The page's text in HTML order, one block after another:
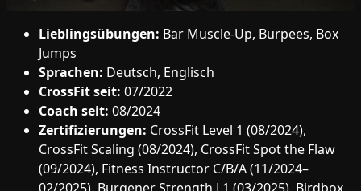
Lieblingsübungen: Bar Muscle-Up, Burpees, Box
Jumps
Sprachen: Deutsch, Englisch
CrossFit seit: 07/2022
Coach seit: 08/2024
Zertifizierungen: CrossFit Level 1 (08/2024),
CrossFit Scaling (08/2024), CrossFit Spot the Flaw
(09/2024), Fitness Instructor C/B/A (11/2024–